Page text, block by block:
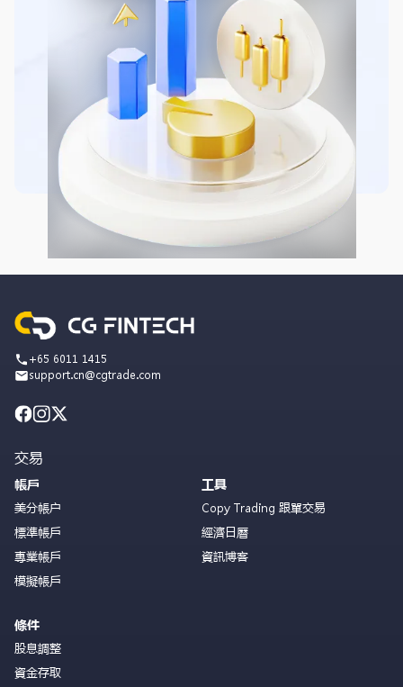
+65 6011 1415
support.cn@cgtrade.com
交易
帳戶
美分帳户
標準帳戶
專業帳戶
模擬帳戶
條件
股息調整
資金存取
工具
Copy Trading 跟單交易
經濟日曆
資訊博客